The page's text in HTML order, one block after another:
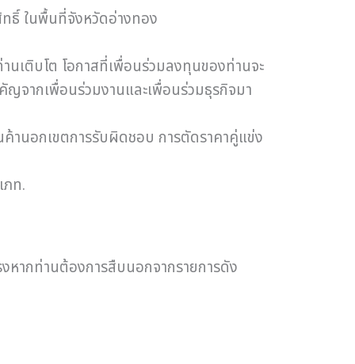
ธิ์ ในพื้นที่จังหวัดอ่างทอง
นเติบโต โอกาสที่เพื่อนร่วมลงทุนของท่านจะ
จากเพื่อนร่วมงานและเพื่อนร่วมธุรกิจมา
นอกเขตการรับผิดชอบ การตัดราคาคู่แข่ง
ภท.
ากท่านต้องการสืบนอกจากรายการดัง